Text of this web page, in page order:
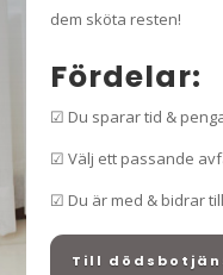
dem sköta resten!
Fördelar:
☑ Du sparar tid &
☑ Välj ett passande
☑ Du är med & bidrar
Till